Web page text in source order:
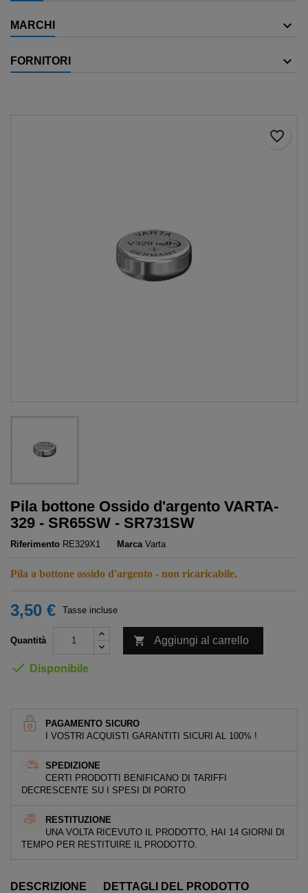
MARCHI
FORNITORI
favorite_border
Pila bottone Ossido d'argento VARTA-
329 - SR65SW - SR731SW
Riferimento RE329X1 Marca Varta
Pila a bottone ossido d'argento - non ricaricabile.
3,50 € Tasse incluse
Quantità  Aggiungi al carrello
 Disponibile
PAGAMENTO SICURO
I VOSTRI ACQUISTI GARANTITI SICURI AL 100% !
SPEDIZIONE
CERTI PRODOTTI BENIFICANO DI TARIFFI
DECRESCENTE SU I SPESI DI PORTO
RESTITUZIONE
UNA VOLTA RICEVUTO IL PRODOTTO, HAI 14 GIORNI DI
TEMPO PER RESTITUIRE IL PRODOTTO.
DESCRIZIONE DETTAGLI DEL PRODOTTO